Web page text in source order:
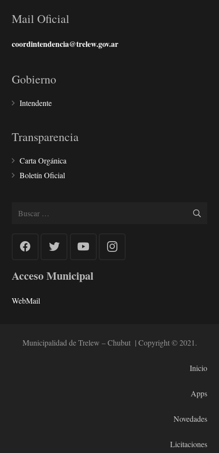
Mail Oficial
coordintendencia@trelew.gov.ar
Gobierno
Intendente
Transparencia
Carta Orgánica
Boletín Oficial
Buscar:
Acceso Municipal
WebMail
Municipalidad de Trelew – Chubut | Copyright © 2021.
Inicio
Apps
Novedades
Licitaciones